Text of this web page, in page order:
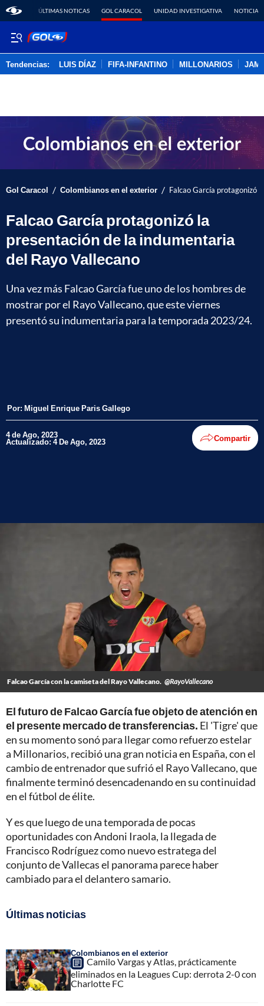
ÚLTIMAS NOTICAS GOL CARACOL UNIDAD INVESTIGATIVA NOTICIAS
Tendencias: LUIS DÍAZ FIFA-INFANTINO MILLONARIOS
Gol Caracol / Colombianos en el exterior / Falcao García protagonizó
Falcao García protagonizó la
presentación de la indumentaria
del Rayo Vallecano
Una vez más Falcao García fue uno de los hombres de
mostrar por el Rayo Vallecano, que este viernes
presentó su indumentaria para la temporada 2023/24.
Por: Miguel Enrique Paris Gallego
4 de Ago, 2023
Actualizado: 4 De Ago, 2023 Compartir
Falcao García con la camiseta del Rayo Vallecano. @RayoVallecano
El futuro de Falcao García fue objeto de atención en
el presente mercado de transferencias. El 'Tigre' que
en su momento sonó para llegar como refuerzo estelar
a Millonarios, recibió una gran noticia en España, con el
cambio de entrenador que sufrió el Rayo Vallecano, que
finalmente terminó desencadenando en su continuidad
en el fútbol de élite.
Y es que luego de una temporada de pocas
oportunidades con Andoni Iraola, la llegada de
Francisco Rodríguez como nuevo estratega del
conjunto de Vallecas el panorama parece haber
cambiado para el delantero samario.
Últimas noticias
Colombianos en el exterior
Camilo Vargas y Atlas, prácticamente
eliminados en la Leagues Cup: derrota 2-0 con
Charlotte FC